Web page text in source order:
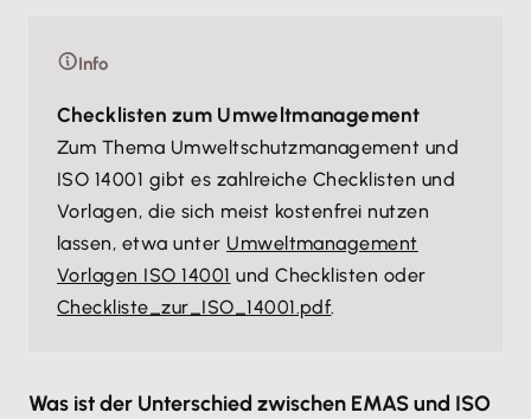
Info
Checklisten zum Umweltmanagement
Zum Thema Umweltschutzmanagement und
ISO 14001 gibt es zahlreiche Checklisten und
Vorlagen, die sich meist kostenfrei nutzen
lassen, etwa unter Umweltmanagement
Vorlagen ISO 14001 und Checklisten oder
Checkliste_zur_ISO_14001.pdf.
Was ist der Unterschied zwischen EMAS und ISO